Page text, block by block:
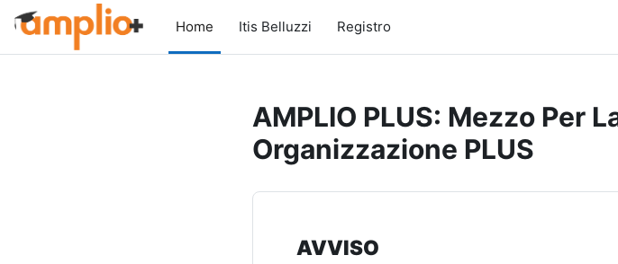
Skip to main content
Home
Itis Belluzzi Registro
AMPLIO PLUS: Mezzo Per
Organizzazione PLUS
AVVISO